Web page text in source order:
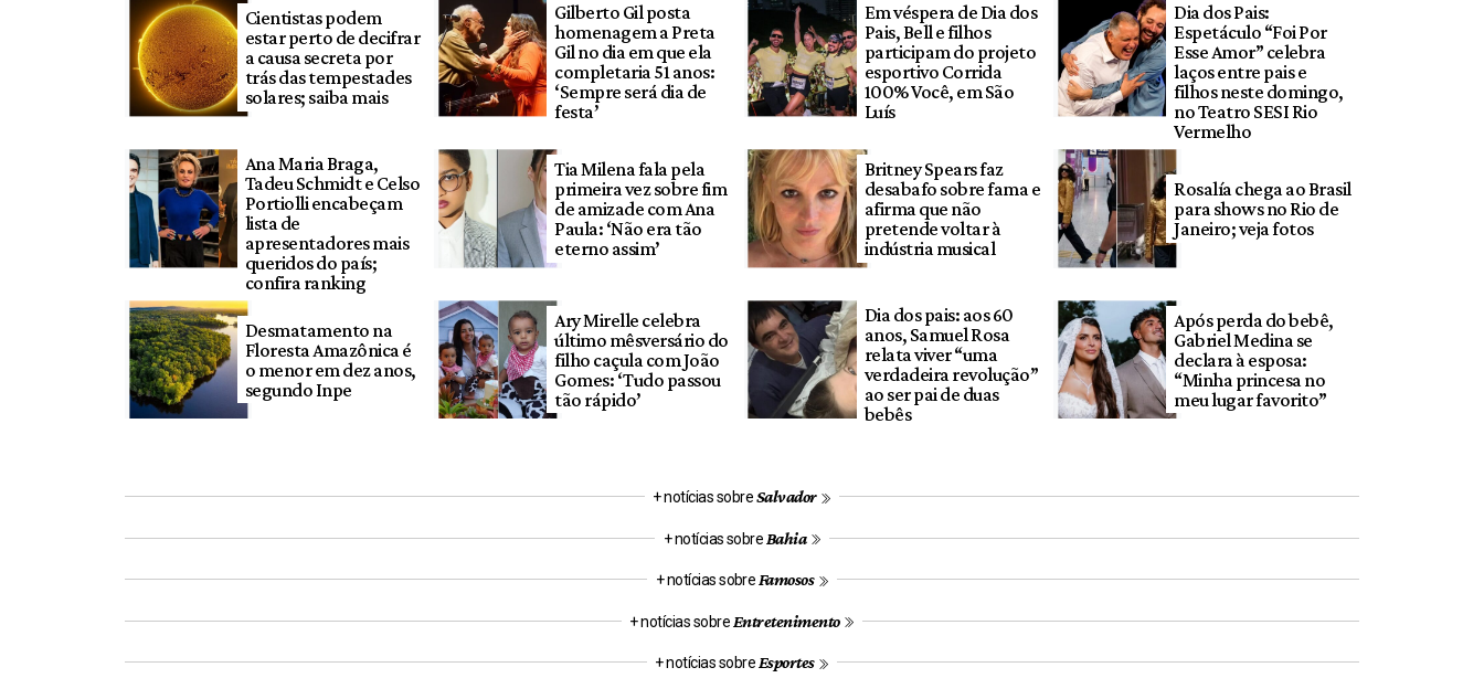
Cientistas podem
estar perto de decifrar
a causa secreta por
trás das tempestades
solares; saiba mais
Gilberto Gil posta
homenagem a Preta
Gil no dia em que ela
completaria 51 anos:
‘Sempre será dia de
festa’
Em véspera de Dia dos
Pais, Bell e filhos
participam do projeto
esportivo Corrida
100% Você, em São
Luís
Dia dos Pais:
Espetáculo “Foi Por
Esse Amor” celebra
laços entre pais e
filhos neste domingo,
no Teatro SESI Rio
Vermelho
Ana Maria Braga,
Tadeu Schmidt e Celso
Portiolli encabeçam
lista de
apresentadores mais
queridos do país;
confira ranking
Tia Milena fala pela
primeira vez sobre fim
de amizade com Ana
Paula: ‘Não era tão
eterno assim’
Britney Spears faz
desabafo sobre fama e
afirma que não
pretende voltar à
indústria musical
Rosalía chega ao Brasil
para shows no Rio de
Janeiro; veja fotos
Desmatamento na
Floresta Amazônica é
o menor em dez anos,
segundo Inpe
Ary Mirelle celebra
último mêsversário do
filho caçula com João
Gomes: ‘Tudo passou
tão rápido’
Dia dos pais: aos 60
anos, Samuel Rosa
relata viver “uma
verdadeira revolução”
ao ser pai de duas
bebês
Após perda do bebê,
Gabriel Medina se
declara à esposa:
“Minha princesa no
meu lugar favorito”
+ notícias sobreSalvador
+ notícias sobre Bahia
+ notícias sobre Famosos
+ notícias sobre Entretenimento
+ notícias sobre Esportes